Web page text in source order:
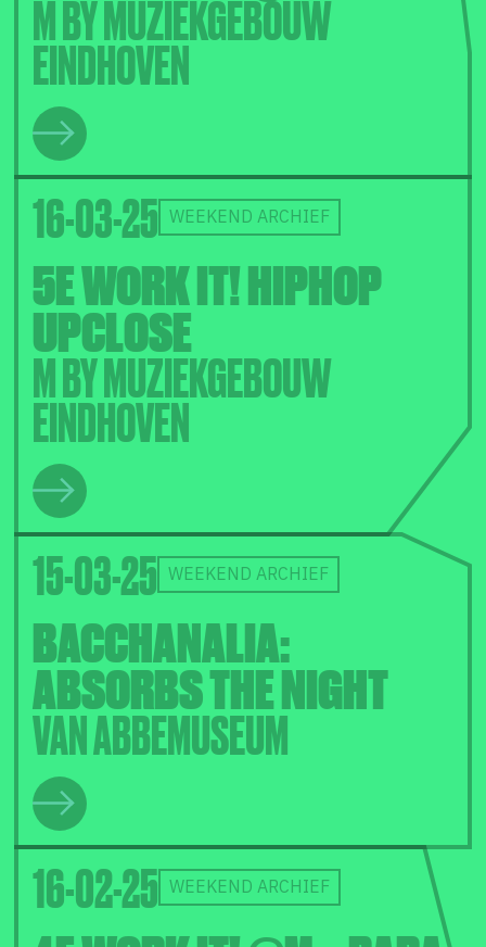
M BY MUZIEKGEBOUW
EINDHOVEN
16-03-25 WEEKEND ARCHIEF
5E WORK IT! HIPHOP
UPCLOSE
M BY MUZIEKGEBOUW
EINDHOVEN
15-03-25 WEEKEND ARCHIEF
BACCHANALIA:
ABSORBS THE NIGHT
VAN ABBEMUSEUM
16-02-25 WEEKEND ARCHIEF